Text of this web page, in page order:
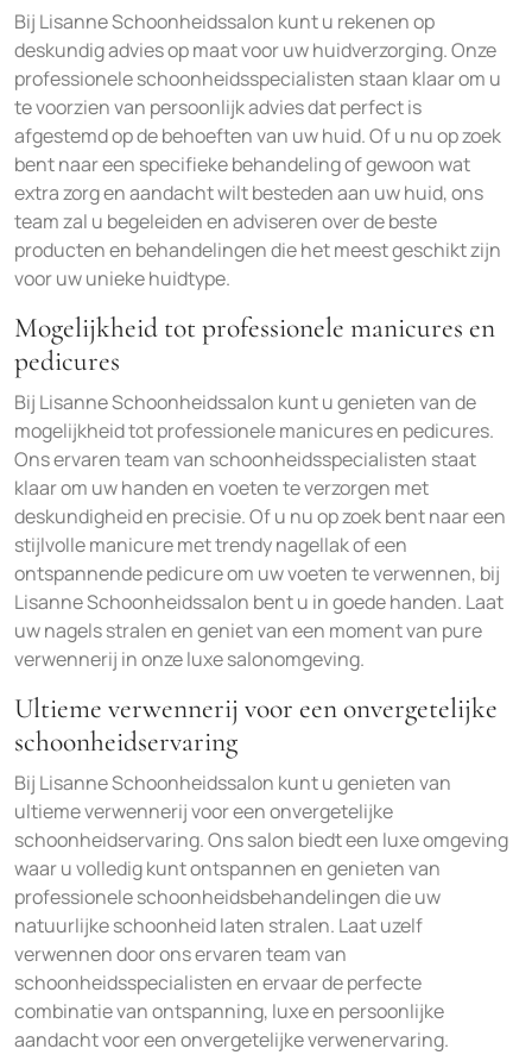
Bij Lisanne Schoonheidssalon kunt u rekenen op
deskundig advies op maat voor uw huidverzorging. Onze
professionele schoonheidsspecialisten staan klaar om u
te voorzien van persoonlijk advies dat perfect is
afgestemd op de behoeften van uw huid. Of u nu op zoek
bent naar een specifieke behandeling of gewoon wat
extra zorg en aandacht wilt besteden aan uw huid, ons
team zal u begeleiden en adviseren over de beste
producten en behandelingen die het meest geschikt zijn
voor uw unieke huidtype.
Mogelijkheid tot professionele manicures en
pedicures
Bij Lisanne Schoonheidssalon kunt u genieten van de
mogelijkheid tot professionele manicures en pedicures.
Ons ervaren team van schoonheidsspecialisten staat
klaar om uw handen en voeten te verzorgen met
deskundigheid en precisie. Of u nu op zoek bent naar een
stijlvolle manicure met trendy nagellak of een
ontspannende pedicure om uw voeten te verwennen, bij
Lisanne Schoonheidssalon bent u in goede handen. Laat
uw nagels stralen en geniet van een moment van pure
verwennerij in onze luxe salonomgeving.
Ultieme verwennerij voor een onvergetelijke
schoonheidservaring
Bij Lisanne Schoonheidssalon kunt u genieten van
ultieme verwennerij voor een onvergetelijke
schoonheidservaring. Ons salon biedt een luxe omgeving
waar u volledig kunt ontspannen en genieten van
professionele schoonheidsbehandelingen die uw
natuurlijke schoonheid laten stralen. Laat uzelf
verwennen door ons ervaren team van
schoonheidsspecialisten en ervaar de perfecte
combinatie van ontspanning, luxe en persoonlijke
aandacht voor een onvergetelijke verwenervaring.